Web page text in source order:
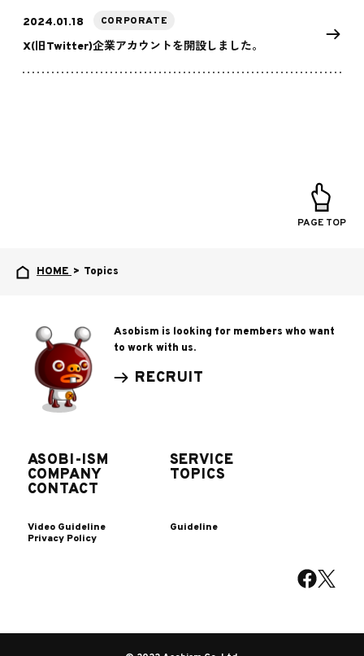
2024.01.18 CORPORATE
X(旧Twitter)企業アカウントを開設しました。
PAGE TOP
HOME > Topics
Asobism is looking for members who want
to work with us.
RECRUIT
ASOBI-ISM SERVICE
COMPANY TOPICS
CONTACT
Video Guideline
Guideline
Privacy Policy